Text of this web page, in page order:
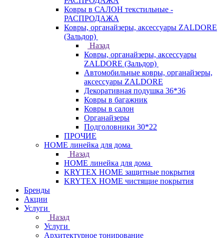
Ковры в САЛОН текстильные -
РАСПРОДАЖА
Ковры, органайзеры, аксессуары ZALDORE
(Зальдор)
Назад
Ковры, органайзеры, аксессуары
ZALDORE (Зальдор)
Автомобильные ковры, органайзеры,
аксессуары ZALDORE
Декоративная подушка 36*36
Ковры в багажник
Ковры в салон
Органайзеры
Подголовники 30*22
ПРОЧИЕ
HOME линейка для дома
Назад
HOME линейка для дома
KRYTEX HOME защитные покрытия
KRYTEX HOME чистящие покрытия
Бренды
Акции
Услуги
Назад
Услуги
Архитектурное тонирование